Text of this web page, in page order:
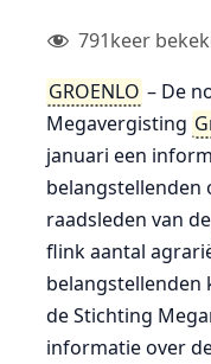
791keer
GROENLO – De
Megavergisting
januari een
belangstellenden
raadsleden van de
flink aantal
belangstellenden
de Stichting
informatie over